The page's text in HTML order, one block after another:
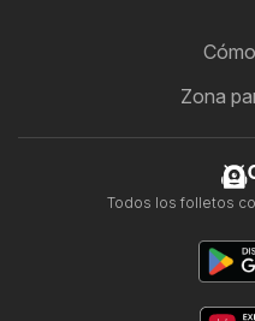
Zona
Todos los folletos